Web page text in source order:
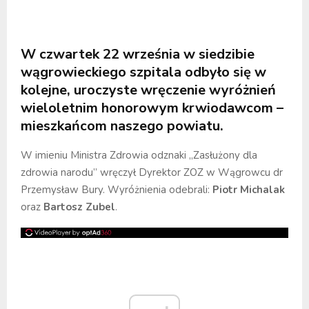
W czwartek 22 września w siedzibie
wągrowieckiego szpitala odbyło się w
kolejne, uroczyste wręczenie wyróżnień
wieloletnim honorowym krwiodawcom –
mieszkańcom naszego powiatu.
W imieniu Ministra Zdrowia odznaki „Zasłużony dla
zdrowia narodu” wręczył Dyrektor ZOZ w Wągrowcu dr
Przemysław Bury. Wyróżnienia odebrali: Piotr Michalak
oraz Bartosz Zubel.